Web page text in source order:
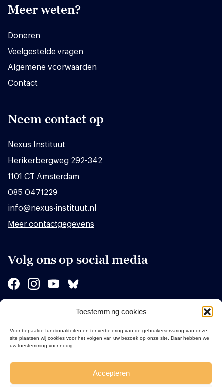
Toestemming cookies
Voor bepaalde functionaliteiten en ter verbetering van de gebruikerservaring van onze
site plaatsen wij cookies voor het volgen van uw bezoek op onze site. Daar hebben we
uw toestemming voor nodig.
Accepteren
Meer weten?
Doneren
Veelgestelde vragen
Algemene voorwaarden
Contact
Neem contact op
Nexus Instituut
Herikerbergweg 292-342
1101 CT Amsterdam
085 0471229
info@nexus-instituut.nl
Meer contactgegevens
Volg ons op social media